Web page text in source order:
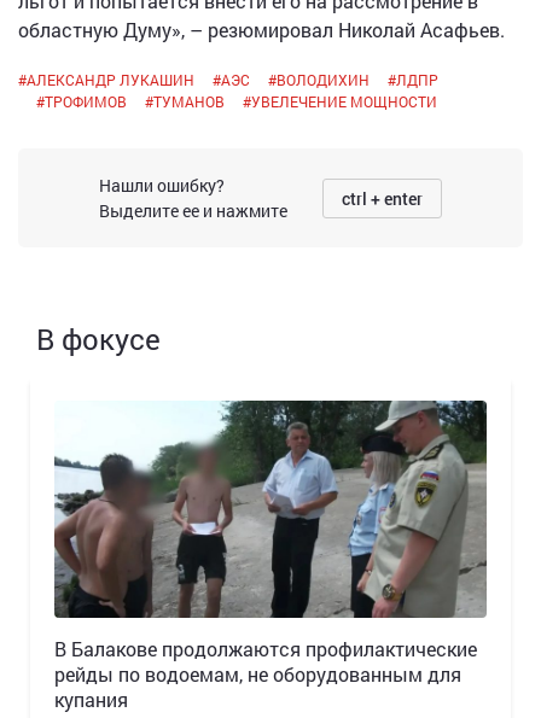
областную Думу», – резюмировал Николай Асафьев.
#АЛЕКСАНДР ЛУКАШИН #АЭС #ВОЛОДИХИН #ЛДПР
#ТРОФИМОВ #ТУМАНОВ #УВЕЛЕЧЕНИЕ МОЩНОСТИ
Нашли ошибку?
Выделите ее и нажмите
ctrl + enter
В фокусе
В Балакове продолжаются профилактические
рейды по водоемам, не оборудованным для
купания